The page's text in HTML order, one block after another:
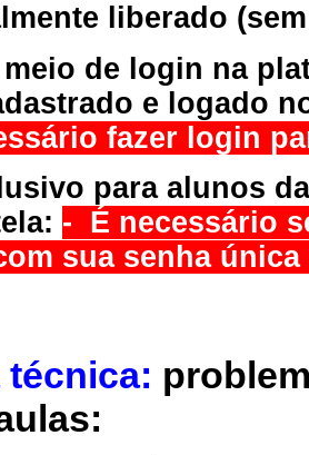
liberado
de login na
e logado
fazer login
para alunos
- É necessário
sua senha